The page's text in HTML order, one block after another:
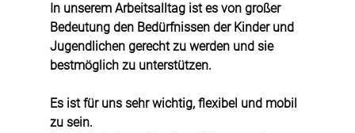
In unserem Arbeitsalltag ist es von großer
Bedeutung den Bedürfnissen der Kinder und
Jugendlichen gerecht zu werden und sie
bestmöglich zu unterstützen.
Es ist für uns sehr wichtig, flexibel und mobil
zu sein.